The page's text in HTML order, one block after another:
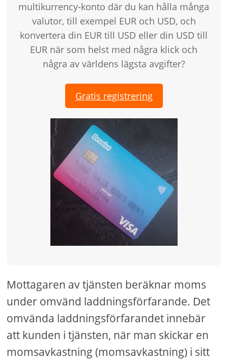
multikurrency-konto där du kan hålla många
valutor, till exempel EUR och USD, och
konvertera din EUR till USD eller din USD till
EUR när som helst med några klick och
några av världens lägsta avgifter?
Gratis registrering
Mottagaren av tjänsten beräknar moms
under omvänd laddningsförfarande. Det
omvända laddningsförfarandet innebär
att kunden i tjänsten, när man skickar en
momsavkastning (momsavkastning) i sitt